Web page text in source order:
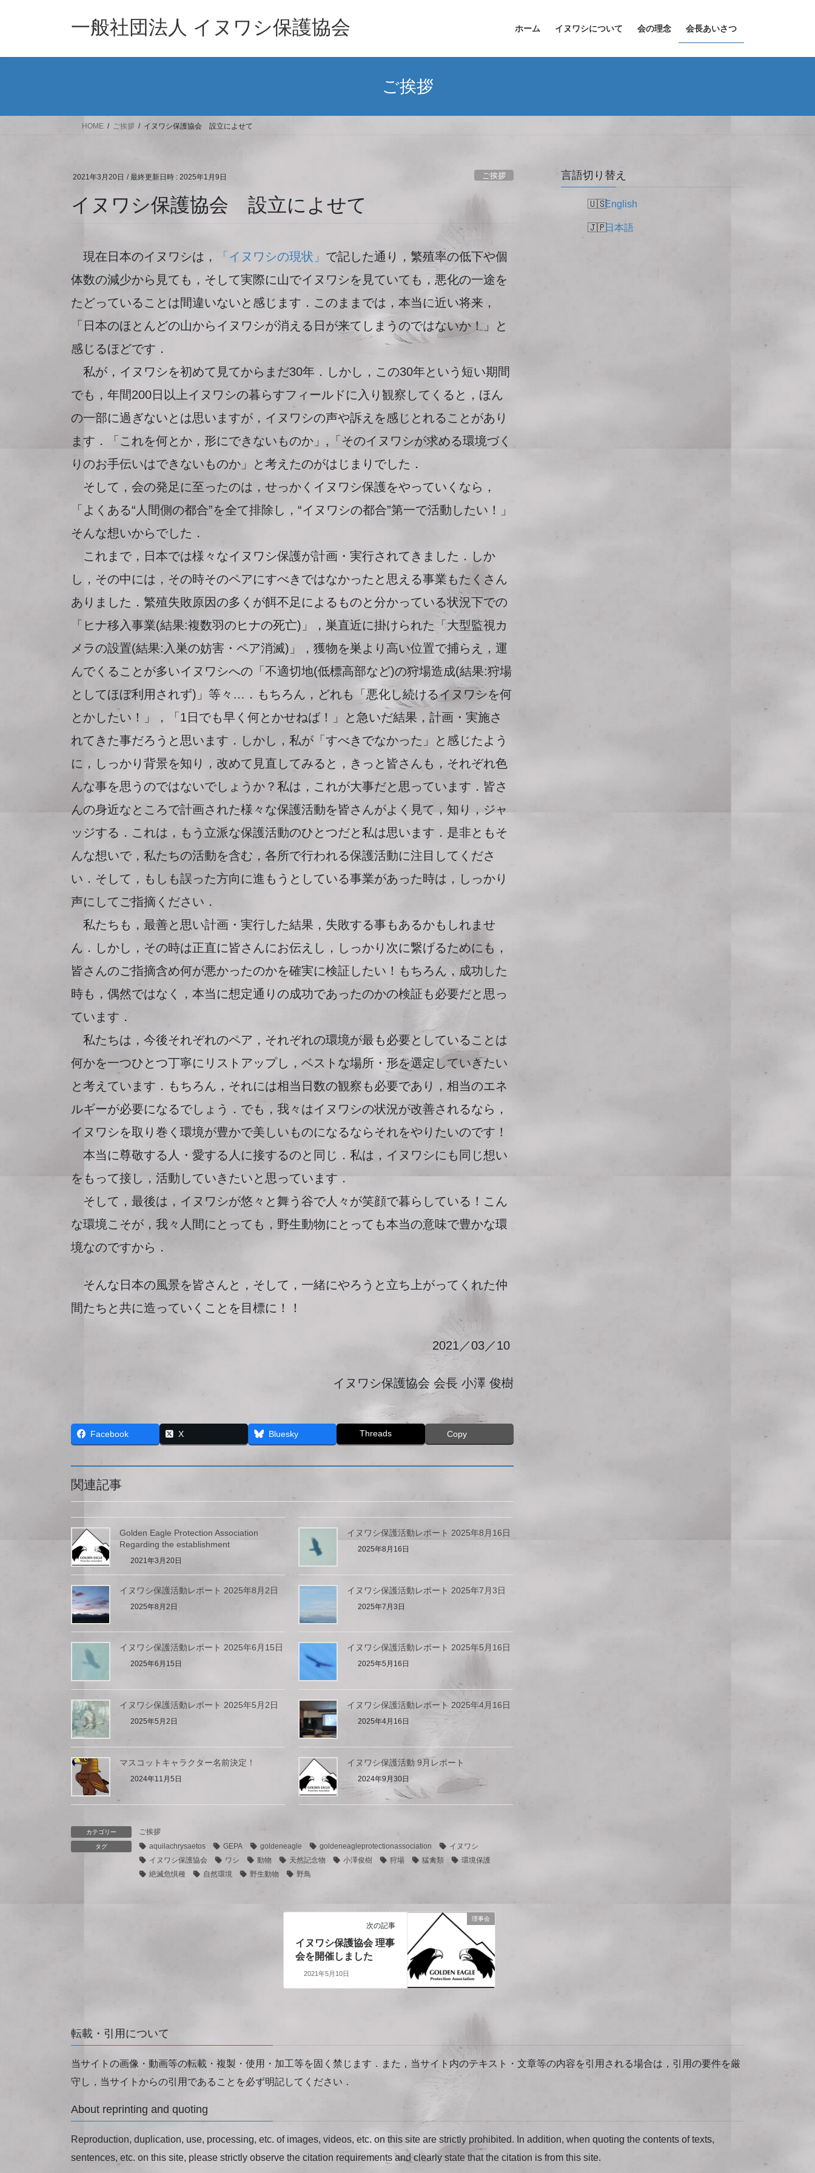
一般社団法人 イヌワシ保護協会 ホーム イヌワシについて 会の理念 会長あいさつ
ご挨拶
HOME ご挨拶 イヌワシ保護協会 設立によせて
2021年3月20日 / 最終更新日時 : 2025年1月9日 ご挨拶
イヌワシ保護協会 設立によせて
現在日本のイヌワシは， 「イヌワシの現状」 で記した通り，繁殖率の低下や個
体数の減少から見ても，そして実際に山でイヌワシを見ていても，悪化の一途を
たどっていることは間違いないと感じます．このままでは，本当に近い将来，
「日本のほとんどの山からイヌワシが消える日が来てしまうのではないか！」と
感じるほどです．
私が，イヌワシを初めて見てからまだ30年．しかし，この30年という短い期間
でも，年間200日以上イヌワシの暮らすフィールドに入り観察してくると，ほん
の一部に過ぎないとは思いますが，イヌワシの声や訴えを感じとれることがあり
ます．「これを何とか，形にできないものか」,「そのイヌワシが求める環境づく
りのお手伝いはできないものか」と考えたのがはじまりでした．
そして，会の発足に至ったのは，せっかくイヌワシ保護をやっていくなら，
「よくある“人間側の都合”を全て排除し，“イヌワシの都合”第一で活動したい！」
そんな想いからでした．
これまで，日本では様々なイヌワシ保護が計画・実行されてきました．しか
し，その中には，その時そのペアにすべきではなかったと思える事業もたくさん
ありました．繁殖失敗原因の多くが餌不足によるものと分かっている状況下での
「ヒナ移入事業(結果:複数羽のヒナの死亡)」，巣直近に掛けられた「大型監視カ
メラの設置(結果:入巣の妨害・ペア消滅)」，獲物を巣より高い位置で捕らえ，運
んでくることが多いイヌワシへの「不適切地(低標高部など)の狩場造成(結果:狩場
としてほぼ利用されず)」等々…．もちろん，どれも「悪化し続けるイヌワシを何
とかしたい！」，「1日でも早く何とかせねば！」と急いだ結果，計画・実施さ
れてきた事だろうと思います．しかし，私が「すべきでなかった」と感じたよう
に，しっかり背景を知り，改めて見直してみると，きっと皆さんも，それぞれ色
んな事を思うのではないでしょうか？私は，これが大事だと思っています．皆さ
んの身近なところで計画された様々な保護活動を皆さんがよく見て，知り，ジャ
ッジする．これは，もう立派な保護活動のひとつだと私は思います．是非ともそ
んな想いで，私たちの活動を含む，各所で行われる保護活動に注目してくださ
い．そして，もしも誤った方向に進もうとしている事業があった時は，しっかり
声にしてご指摘ください．
私たちも，最善と思い計画・実行した結果，失敗する事もあるかもしれませ
ん．しかし，その時は正直に皆さんにお伝えし，しっかり次に繋げるためにも，
皆さんのご指摘含め何が悪かったのかを確実に検証したい！もちろん，成功した
時も，偶然ではなく，本当に想定通りの成功であったのかの検証も必要だと思っ
ています．
私たちは，今後それぞれのペア，それぞれの環境が最も必要としていることは
何かを一つひとつ丁寧にリストアップし，ベストな場所・形を選定していきたい
と考えています．もちろん，それには相当日数の観察も必要であり，相当のエネ
ルギーが必要になるでしょう．でも，我々はイヌワシの状況が改善されるなら，
イヌワシを取り巻く環境が豊かで美しいものになるならそれをやりたいのです！
本当に尊敬する人・愛する人に接するのと同じ．私は，イヌワシにも同じ想い
をもって接し，活動していきたいと思っています．
そして，最後は，イヌワシが悠々と舞う谷で人々が笑顔で暮らしている！こん
な環境こそが，我々人間にとっても，野生動物にとっても本当の意味で豊かな環
境なのですから．
そんな日本の風景を皆さんと，そして，一緒にやろうと立ち上がってくれた仲
間たちと共に造っていくことを目標に！！
2021／03／10
イヌワシ保護協会 会長 小澤 俊樹
Facebook X Bluesky Threads Copy
関連記事
Golden Eagle Protection Association
Regarding the establishment
2021年3月20日
イヌワシ保護活動レポート 2025年8月16日
2025年8月16日
イヌワシ保護活動レポート 2025年8月2日
2025年8月2日
イヌワシ保護活動レポート 2025年7月3日
2025年7月3日
イヌワシ保護活動レポート 2025年6月15日
2025年6月15日
イヌワシ保護活動レポート 2025年5月16日
2025年5月16日
イヌワシ保護活動レポート 2025年5月2日
2025年5月2日
イヌワシ保護活動レポート 2025年4月16日
2025年4月16日
マスコットキャラクター名前決定！
2024年11月5日
イヌワシ保護活動 9月レポート
2024年9月30日
カテゴリー ご挨拶
タグ aquilachrysaetos GEPA goldeneagle goldeneagleprotectionassociation
イヌワシ
イヌワシ保護協会
ワシ 動物 天然記念物 小澤俊樹 狩場 猛禽類
環境保護
絶滅危惧種
自然環境 野生動物 野鳥
理事会
次の記事
イヌワシ保護協会 理事
会を開催しました
2021年5月10日
言語切り替え
English
日本語
転載・引用について
当サイトの画像・動画等の転載・複製・使用・加工等を固く禁じます．また，当サイト内のテキスト・文章等の内容を引用される場合は，引用の要件を厳
守し，当サイトからの引用であることを必ず明記してください．
About reprinting and quoting
Reproduction, duplication, use, processing, etc. of images, videos, etc. on this site are strictly prohibited. In addition, when quoting the contents of texts,
sentences, etc. on this site, please strictly observe the citation requirements and clearly state that the citation is from this site.